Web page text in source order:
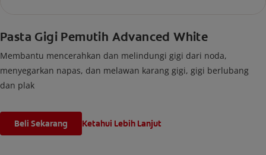
Pasta Gigi Pemutih Advanced White
Membantu mencerahkan dan melindungi gigi dari noda,
menyegarkan napas, dan melawan karang gigi, gigi berlubang
dan plak
Beli Sekarang Ketahui Lebih Lanjut